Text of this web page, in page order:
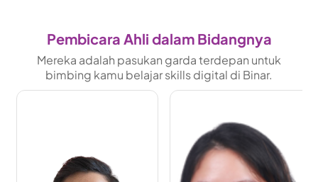
Pembicara Ahli dalam Bidangnya
Mereka adalah pasukan garda terdepan untuk
bimbing kamu belajar skills digital di Binar.